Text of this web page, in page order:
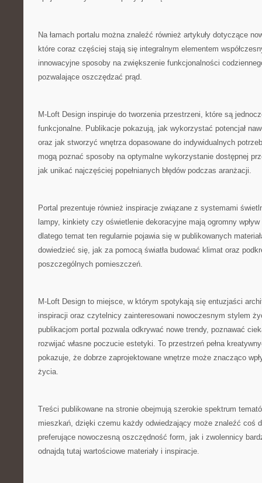
Na łamach portalu można znaleźć również artykuły dotyczące
które coraz częściej stają się integralnym elementem
innowacyjne sposoby na zwiększenie funkcjonalności
pozwalające oszczędzać prąd.
M-Loft Design inspiruje do tworzenia przestrzeni, które są
funkcjonalne. Publikacje pokazują, jak wykorzystać potencjał
oraz jak stworzyć wnętrza dopasowane do indywidualnych
mogą poznać sposoby na optymalne wykorzystanie dostępnej
jak unikać najczęściej popełnianych błędów podczas aranżacji.
Portal prezentuje również inspiracje związane z systemami
lampy, kinkiety czy oświetlenie dekoracyjne mają ogromny wpływ
dlatego temat ten regularnie pojawia się w publikowanych
dowiedzieć się, jak za pomocą światła budować klimat oraz
poszczególnych pomieszczeń.
M-Loft Design to miejsce, w którym spotykają się entuzjaści
inspiracji oraz czytelnicy zainteresowani nowoczesnym stylem
publikacjom portal pozwala odkrywać nowe trendy, poznawać
rozwijać własne poczucie estetyki. To przestrzeń pełna
pokazuje, że dobrze zaprojektowane wnętrze może znacząco
życia.
Treści publikowane na stronie obejmują szerokie spektrum
mieszkań, dzięki czemu każdy odwiedzający może znaleźć coś
preferujące nowoczesną oszczędność form, jak i zwolennicy
odnajdą tutaj wartościowe materiały i inspiracje.